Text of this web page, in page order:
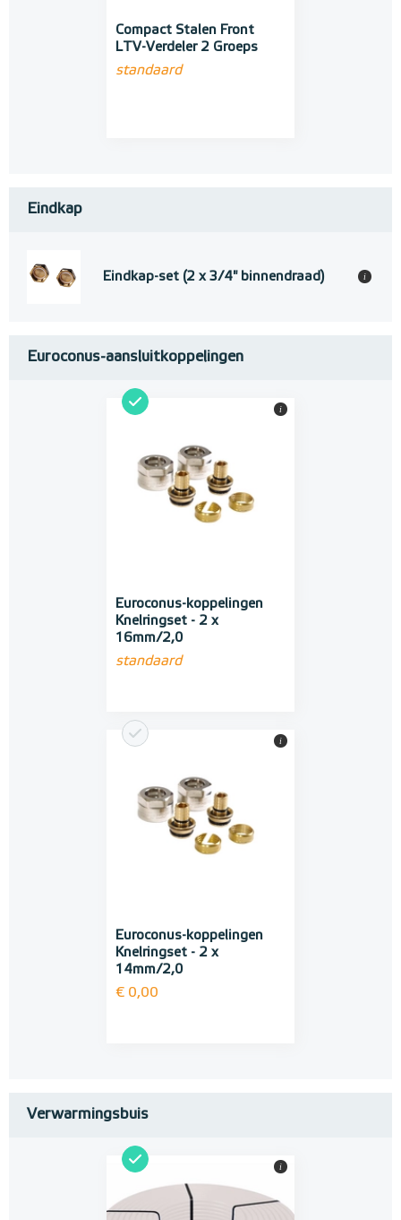
Compact Stalen Front
LTV-Verdeler 2 Groeps
standaard
Eindkap
Eindkap-set (2 x 3/4" binnendraad) i
Euroconus-aansluitkoppelingen
Euroconus-koppelingen
Knelringset - 2 x
16mm/2,0
standaard
i
Euroconus-koppelingen
Knelringset - 2 x
14mm/2,0
€ 0,00
i
Verwarmingsbuis
i